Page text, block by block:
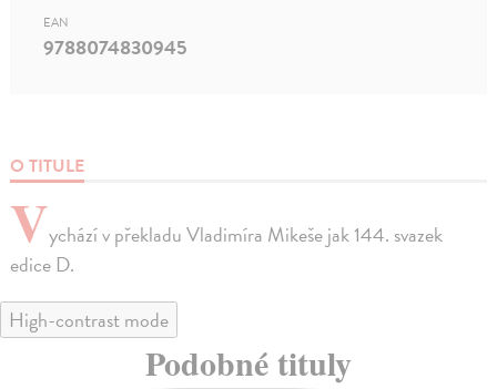
O TITULE
Vychází v překladu Vladimíra Mikeše jak 144. svazek
edice D.
EAN
9788074830945
High-contrast mode
Podobné tituly